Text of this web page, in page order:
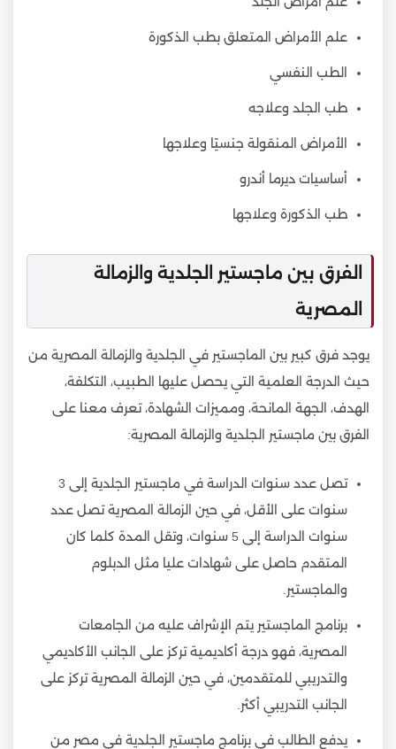
علم الأمراض المتعلق بطب الذكورة
الطب النفسي
طب الجلد وعلاجه
الأمراض المنقولة جنسيًا وعلاجها
أساسيات ديرما أندرو
طب الذكورة وعلاجها
الفرق بين ماجستير الجلدية والزمالة
المصرية
يوجد فرق كبير بين الماجستير في الجلدية والزمالة المصرية من
حيث الدرجة العلمية التي يحصل عليها الطبيب، التكلفة،
الهدف، الجهة المانحة، ومميزات الشهادة، تعرف معنا على
الفرق بين ماجستير الجلدية والزمالة المصرية:
تصل عدد سنوات الدراسة في ماجستير الجلدية إلى 3
سنوات على الأقل، في حين الزمالة المصرية تصل عدد
سنوات الدراسة إلى 5 سنوات، وتقل المدة كلما كان
المتقدم حاصل على شهادات عليا مثل الدبلوم
والماجستير.
برنامج الماجستير يتم الإشراف عليه من الجامعات
المصرية، فهو درجة أكاديمية تركز على الجانب الأكاديمي
والتدريبي للمتقدمين، في حين الزمالة المصرية تركز على
الجانب التدريبي أكثر.
يدفع الطالب في برنامج ماجستير الجلدية في مصر من